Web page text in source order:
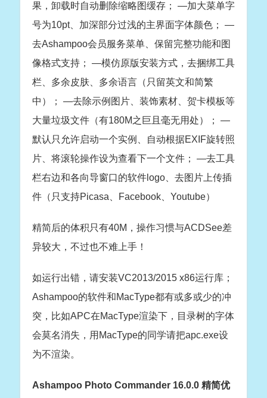
果，卸载时自动删除缩略图缓存； —加大菜单字
号为10pt、加深部分过浅的主界面字体颜色； —
去Ashampoo会员服务菜单、保留完整功能和图
像格式支持； —模仿原版安装方式，去捆绑工具
栏、多余皮肤、多余语言（只留英文和简繁
中）； —去除示例图片、装饰素材、贺卡模板等
大量垃圾文件（有180M之巨且毫无用处）； —
默认只允许启动一个实例、自动根据EXIF旋转照
片、将滚轮操作设为查看下一个文件； —去工具
栏右边和各向导窗口的软件logo、去图片上传插
件（只支持Picasa、Facebook、Youtube）
精简后的体积只有40M，操作习惯与ACDSee差
异较大，不过也不难上手！
如运行出错，请安装VC2013/2015 x86运行库；
Ashampoo的软件和MacType都有或多或少的冲
突，比如APC在MacType渲染下，目录树的字体
会莫名消失，用MacType的同学请把apc.exe设
为不渲染。
Ashampoo Photo Commander 16.0.0 精简优